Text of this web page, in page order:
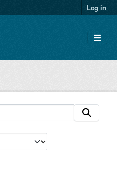
Log in